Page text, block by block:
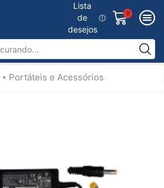
Lista
de
desejos
0
• Portáteis e Acessórios